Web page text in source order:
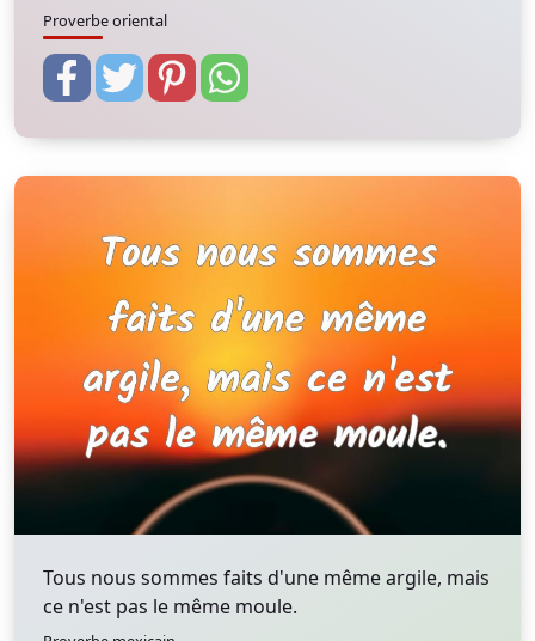
Proverbe oriental
Tous nous sommes faits d'une même argile, mais
ce n'est pas le même moule.